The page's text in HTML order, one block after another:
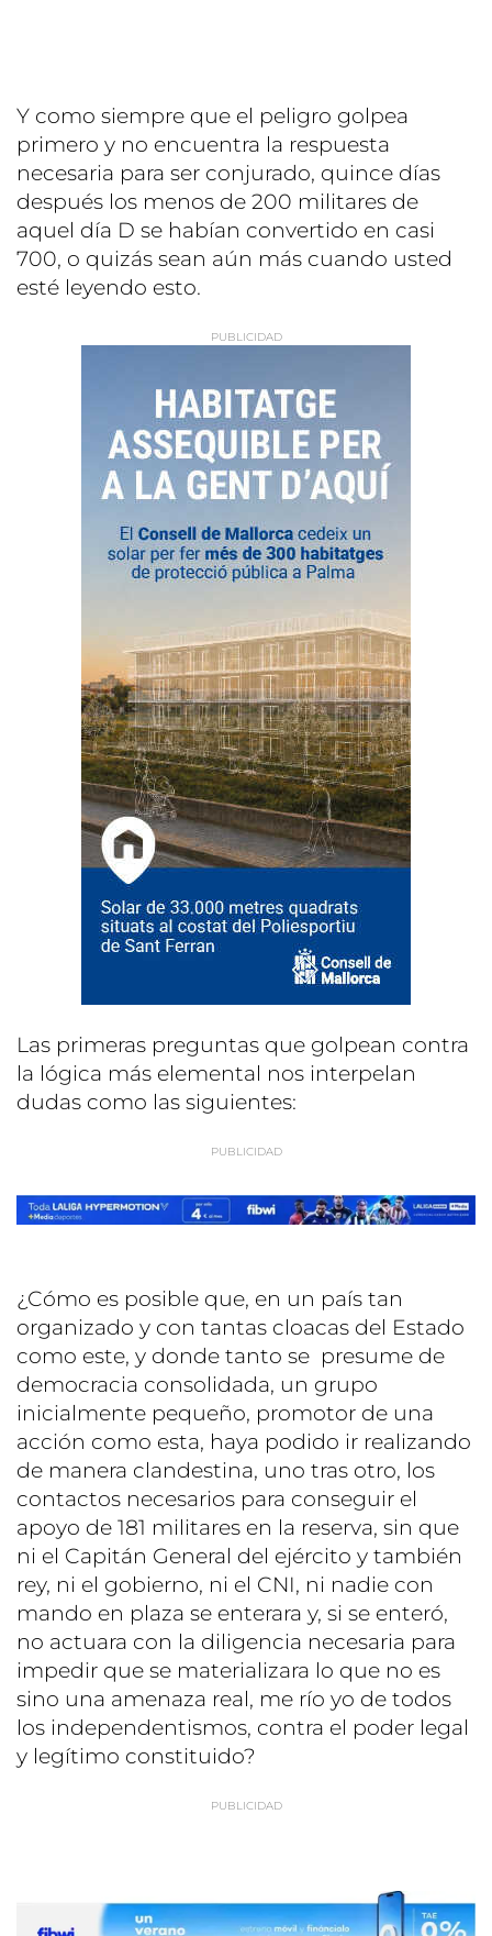
Y como siempre que el peligro golpea
primero y no encuentra la respuesta
necesaria para ser conjurado, quince días
después los menos de 200 militares de
aquel día D se habían convertido en casi
700, o quizás sean aún más cuando usted
esté leyendo esto.
Las primeras preguntas que golpean contra
la lógica más elemental nos interpelan
dudas como las siguientes:
¿Cómo es posible que, en un país tan
organizado y con tantas cloacas del Estado
como este, y donde tanto se presume de
democracia consolidada, un grupo
inicialmente pequeño, promotor de una
acción como esta, haya podido ir realizando
de manera clandestina, uno tras otro, los
contactos necesarios para conseguir el
apoyo de 181 militares en la reserva, sin que
ni el Capitán General del ejército y también
rey, ni el gobierno, ni el CNI, ni nadie con
mando en plaza se enterara y, si se enteró,
no actuara con la diligencia necesaria para
impedir que se materializara lo que no es
sino una amenaza real, me río yo de todos
los independentismos, contra el poder legal
y legítimo constituido?